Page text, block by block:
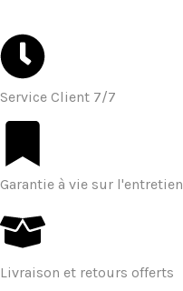
Service Client 7/7
Garantie à vie sur l'entretien
Livraison et retours offerts